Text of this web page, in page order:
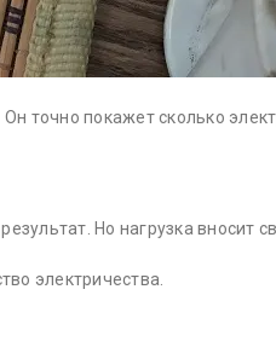
точно покажет сколько
Но нагрузка вносит
электричества.